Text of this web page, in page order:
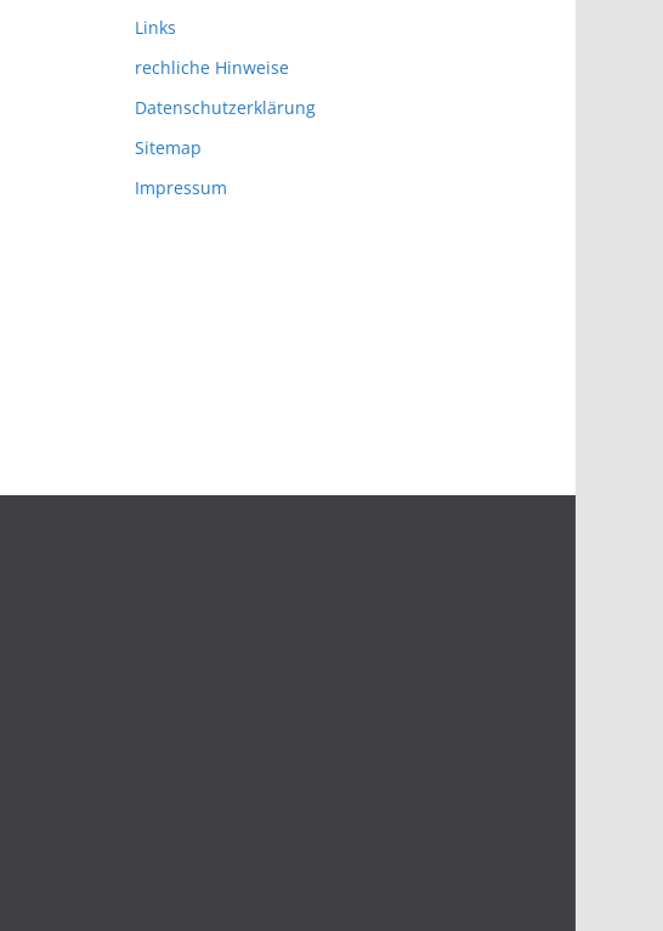
Links
rechliche Hinweise
Datenschutzerklärung
Sitemap
Impressum